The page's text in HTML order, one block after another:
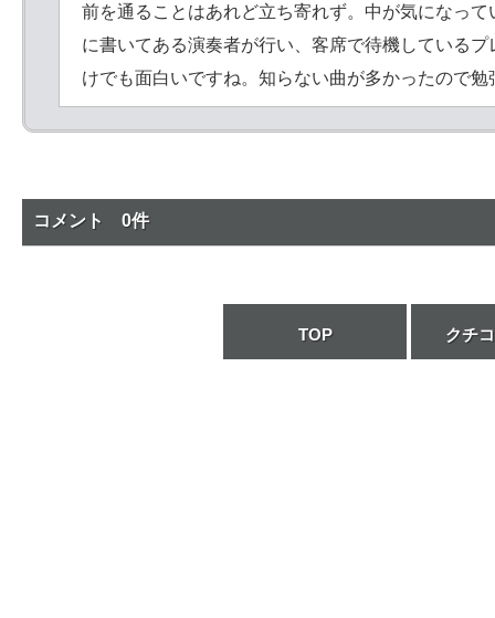
前を通ることはあれど立ち寄れず。中が気になっ
に書いてある演奏者が行い、客席で待機している
けでも面白いですね。知らない曲が多かったので
コメント 0件
TOP クチ